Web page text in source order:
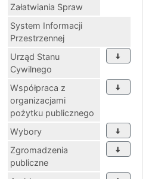
Załatwiania Spraw
System Informacji
Przestrzennej
Urząd Stanu
Cywilnego
Współpraca z
organizacjami
pożytku publicznego
Wybory
Zgromadzenia
publiczne